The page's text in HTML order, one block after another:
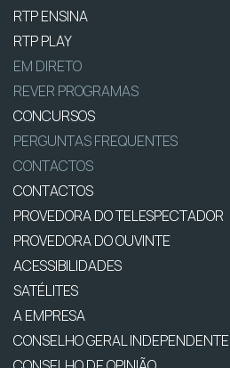
RTP ENSINA
RTP PLAY
EM DIRETO
REVER PROGRAMAS
CONCURSOS
PERGUNTAS FREQUENTES
CONTACTOS
CONTACTOS
PROVEDORA DO TELESPECTADOR
PROVEDORA DO OUVINTE
ACESSIBILIDADES
SATÉLITES
A EMPRESA
CONSELHO GERAL INDEPENDENTE